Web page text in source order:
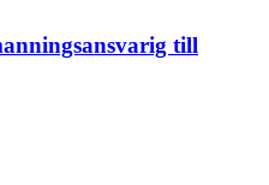
till